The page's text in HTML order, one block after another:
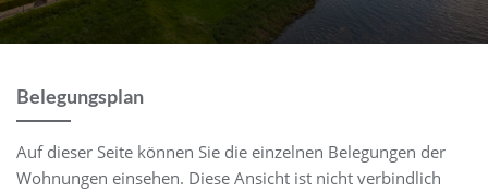
Belegungsplan
Auf dieser Seite können Sie die einzelnen Belegungen der
Wohnungen einsehen. Diese Ansicht ist nicht verbindlich